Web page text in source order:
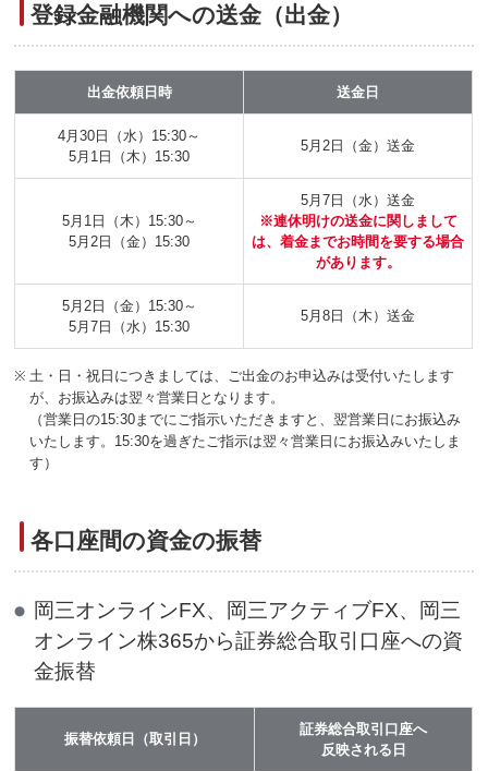
登録金融機関への送金（出金）
出金依頼日時 送金日
4月30日（水）15:30～
5月1日（木）15:30
5月2日（金）送金
5月1日（木）15:30～
5月2日（金）15:30
5月7日（水）送金
※連休明けの送金に関しまして
は、着金までお時間を要する場合
があります。
5月2日（金）15:30～
5月7日（水）15:30
5月8日（木）送金
※ 土・日・祝日につきましては、ご出金のお申込みは受付いたします
が、お振込みは翌々営業日となります。
（営業日の15:30までにご指示いただきますと、翌営業日にお振込み
いたします。15:30を過ぎたご指示は翌々営業日にお振込みいたしま
す）
各口座間の資金の振替
岡三オンラインFX、岡三アクティブFX、岡三
オンライン株365から証券総合取引口座への資
金振替
振替依頼日（取引日）
証券総合取引口座へ
反映される日